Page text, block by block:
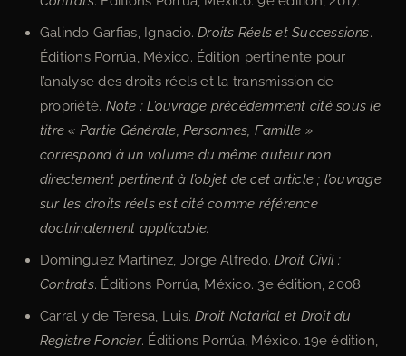
Galindo Garfias, Ignacio.Droits Réels et Successions.
Éditions Porrúa, México. Édition pertinente pour
l’analyse des droits réels et la transmission de
propriété. Note : L’ouvrage précédemment cité sous le
titre « Partie Générale, Personnes, Famille »
correspond à un volume du même auteur non
directement pertinent à l’objet de cet article ; l’ouvrage
sur les droits réels est cité comme référence
doctrinalement applicable.
Domínguez Martínez, Jorge Alfredo.Droit Civil :
Contrats. Éditions Porrúa, México. 3e édition, 2008.
Carral y de Teresa, Luis.Droit Notarial et Droit du
Registre Foncier. Éditions Porrúa, México. 19e édition,